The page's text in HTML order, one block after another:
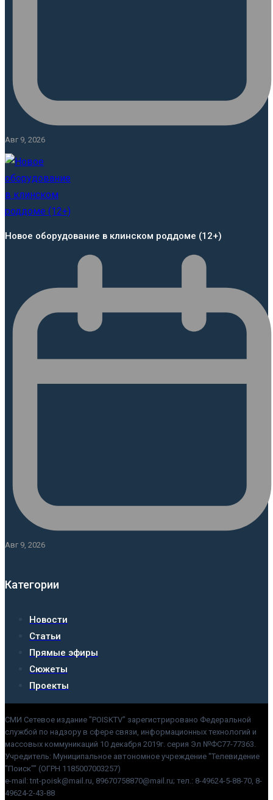
Авг 9, 2026
Новое оборудование в клинском роддоме (12+)
Авг 9, 2026
Категории
Новости
Статьи
Прямые эфиры
Сюжеты
Проекты
СМИ Сетевое издание "POISKTV" зарегистрировано Федеральной
службой по надзору в сфере связи, информационных технологий и
массовых коммуникаций 10 декабря 2019г. серия Эл №ФС77-77363.
Учредитель: Муниципальное автономное учреждение "Телевидение
"Поиск"" (ОГРН 1185007003257)
e-mail: tnt-poisk@mail.ru, 89670758870@mail.ru; тел.: 8-49624-5-88-70, 8-
49624-2-43-88